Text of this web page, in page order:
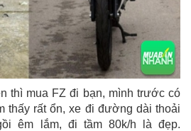
thì mua FZ đi bạn, mình trước có
thấy rất ổn, xe đi đường dài thoải
êm lắm, đi tầm 80k/h là đẹp.